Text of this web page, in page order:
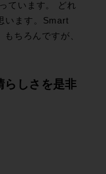
ています。 どれ
います。Smart
ちろんですが、
らしさを是非